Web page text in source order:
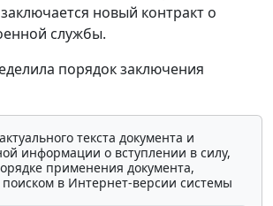
новый контракт о
службы.
порядок заключения
текста документа и
информации о вступлении в силу,
применения документа,
поиском в Интернет-версии системы